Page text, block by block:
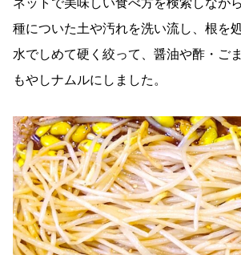
ネットで美味しい食べ方を検索しなが
種についた土や汚れを洗い流し、根を
水でしめて硬く絞って、醤油や酢・ご
もやしナムルにしました。